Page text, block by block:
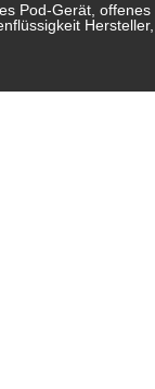
Pod-Gerät, offenes
Hersteller,